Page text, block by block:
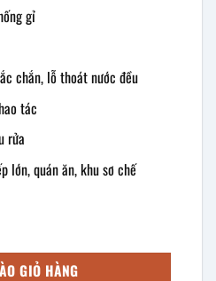
gỉ
chắn, lỗ thoát nước đều
tác
rửa
lớn, quán ăn, khu sơ chế
GIỎ HÀNG